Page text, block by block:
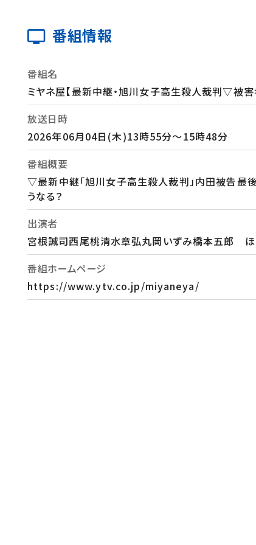
番組情報
番組名
ミヤネ屋【最新中継・旭川女子高生殺人裁判▽被
放送日時
2026年06月04日(木)13時55分～15時48分
番組概要
▽最新中継「旭川女子高生殺人裁判」内田被告最
うなる？
出演者
宮根誠司西尾桃清水章弘丸岡いずみ橋本五郎
番組ホームページ
https://www.ytv.co.jp/miyaneya/